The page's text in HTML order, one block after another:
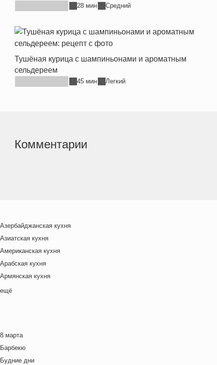
28 мин Средний
Тушёная курица с шампиньонами и ароматным
сельдереем
45 мин Легкий
Комментарии
Азербайджанская кухня
Азиатская кухня
Американская кухня
Арабская кухня
Армянская кухня
Белорусская
Венгерская кухня
Греческая кухня
ещё
8 марта
Барбекю
Будние дни